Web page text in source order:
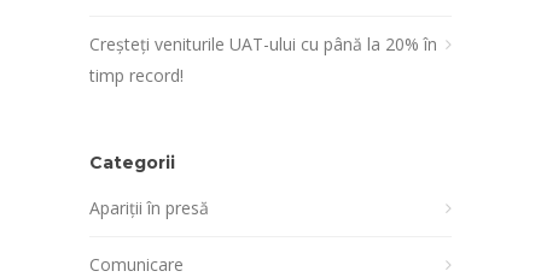
Creșteți veniturile UAT-ului cu până la 20% în
timp record!
Categorii
Apariții în presă
Comunicare